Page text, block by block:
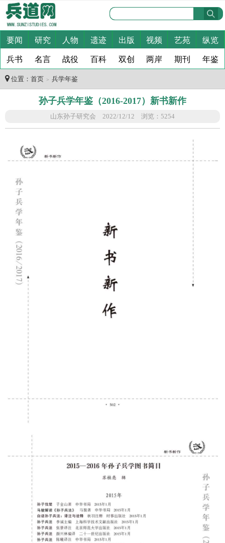
要闻 研究 人物 遗迹 出版 视频 艺苑 纵览
兵书 名言 战役 百科 双创 两岸 期刊 年鉴
位置： 首页 ＞ 兵学年鉴
孙子兵学年鉴（2016-2017）新书新作
山东孙子研究会 2022/12/12 浏览：5254